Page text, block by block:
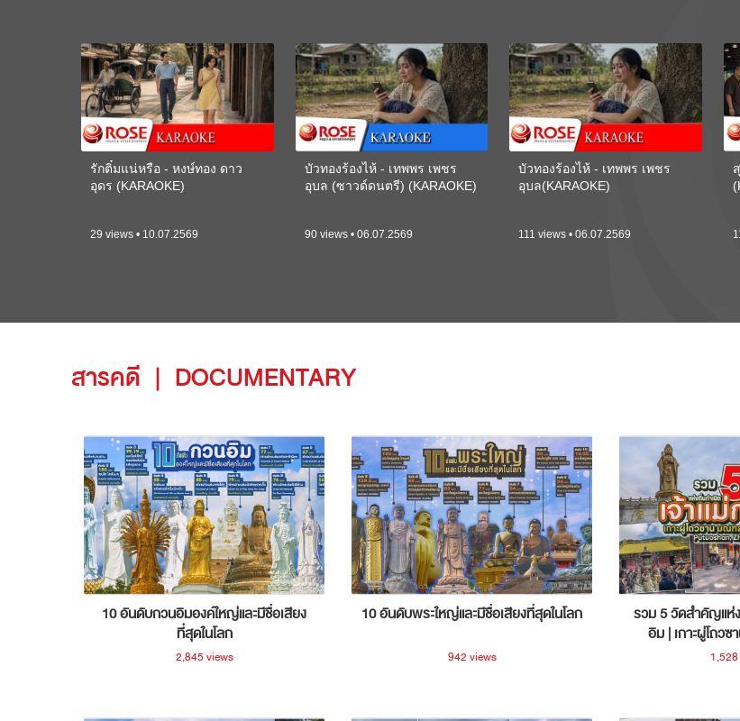
รักติ๋มแน่หรือ - หงษ์ทอง ดาว
อุดร (KARAOKE)
29 views • 10.07.2569
บัวทองร้องไห้ - เทพพร เพชร
อุบล (ซาวด์ดนตรี) (KARAOKE)
90 views • 06.07.2569
บัวทองร้องไห้ - เทพพร เพชร
อุบล(KARAOKE)
111 views • 06.07.2569
สารคดี | DOCUMENTARY
10 อันดับกวนอิมองค์ใหญ่และมีชื่อเสียง
ที่สุดในโลก
2,845 views
10 อันดับพระใหญ่และมีชื่อเสียงที่สุดในโลก
942 views
รวม 5 วัดสำคัญแห่
อิม | เกาะผู่โถว
ประ